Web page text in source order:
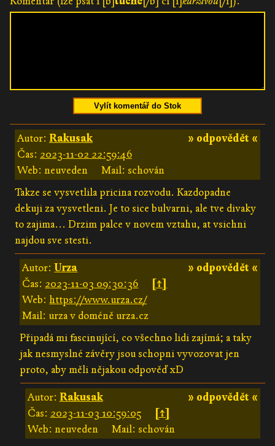
Vylít komentář do Stok
» odpovědět «
Autor: Rakusak
Čas: 2023-11-02 22:59:46
Web: neuveden
Mail: schován
Takze se vysvetlila pricina rozvodu. Kazdopadne
dekuji za vysvetleni. Je to sice bulvarni, ale tve divaky
to zajima... Drzim palce v novem vztahu, at vsichni
najdou sve stesti.
» odpovědět «
Autor:Urza
Čas: 2023-11-03 09:30:36
[↑]
Web:https://www.urza.cz/
Mail: urza v doméně urza.cz
Připadá mi fascinující, co všechno lidi zajímá; a taky
jak nesmyslné závěry jsou schopni vyvozovat jen
proto, aby měli nějakou odpověď xD
» odpovědět «
Autor: Rakusak
Čas: 2023-11-03 10:59:05
[↑]
Web: neuveden
Mail: schován